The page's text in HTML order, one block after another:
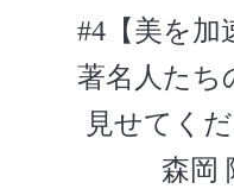
#4【美を加
著名人たち
見せてく
森岡